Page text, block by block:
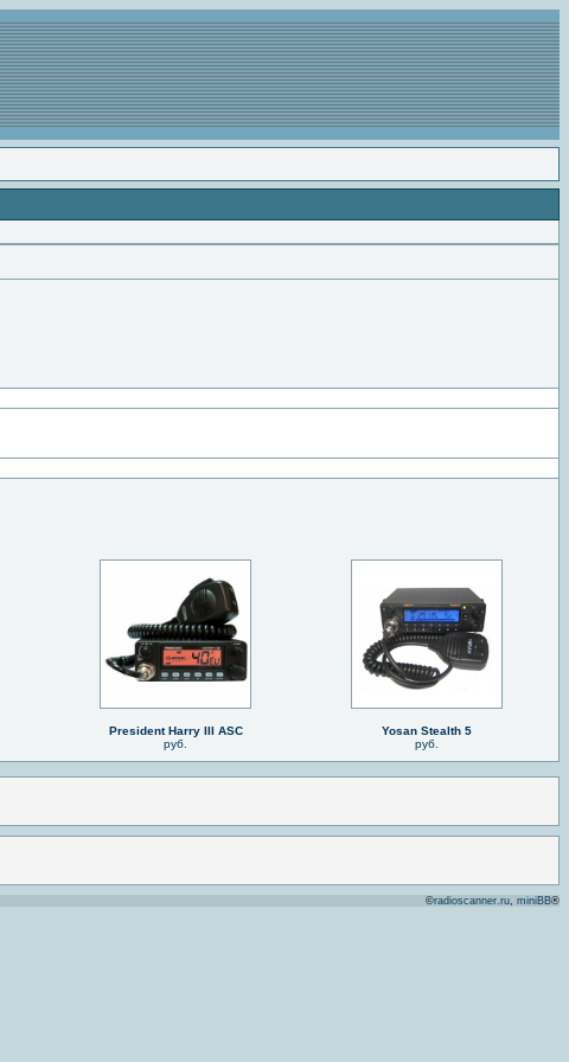
President Harry III ASC
руб.
Yosan Stealth 5
руб.
©radioscanner.ru, miniBB®